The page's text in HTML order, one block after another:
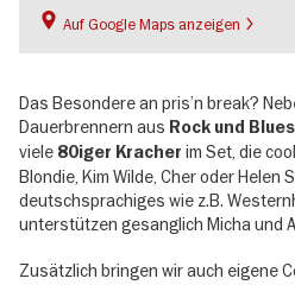
Auf Google Maps anzeigen
Das Besondere an pris’n break?
Dauerbrennern aus Rock und Blues
viele 80iger Kracher im Set, die
Blondie, Kim Wilde, Cher oder Helen
deutschsprachiges wie z.B.
unterstützen gesanglich Micha und
Zusätzlich bringen wir auch eigene